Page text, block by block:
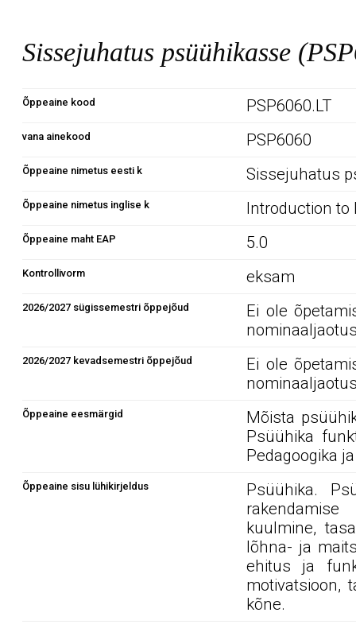
Sissejuhatus psüühikasse
Õppeaine kood PSP6060.LT
vana ainekood PSP6060
Õppeaine nimetus eesti k Sissejuhatus
Õppeaine nimetus inglise k Introduction to
Õppeaine maht EAP 5.0
Kontrollivorm eksam
2026/2027 sügissemestri õppejõud
Ei ole
2026/2027 kevadsemestri õppejõud
Ei ole
Õppeaine eesmärgid
Mõista
Psüühika
Pedagoogika
Õppeaine sisu lühikirjeldus
Psüühika.
kuulmine,
lõhna- ja
ehitus ja
motivatsioon,
kõne.